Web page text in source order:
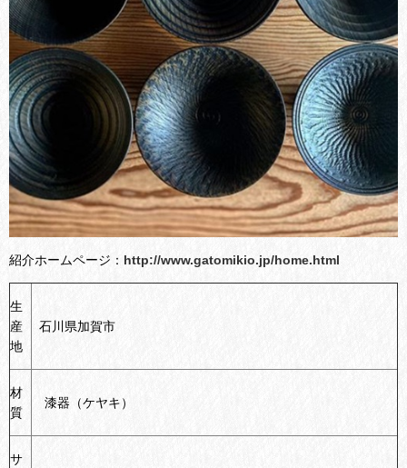
紹介ホームページ： http://www.gatomikio.jp/home.html
生
産
地
石川県加賀市
材
質
漆器（ケヤキ）
サ